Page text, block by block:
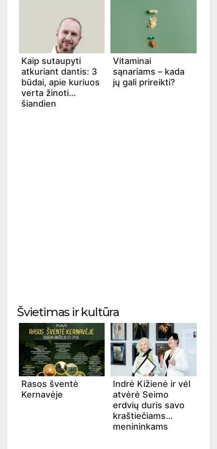
Kaip sutaupyti
atkuriant dantis: 3
būdai, apie kuriuos
verta žinoti
šiandien
Vitaminai
sąnariams – kada
jų gali prireikti?
Švietimas ir kultūra
Rasos šventė
Kernavėje
Indrė Kižienė ir vėl
atvėrė Seimo
erdvių duris savo
kraštiečiams
menininkams